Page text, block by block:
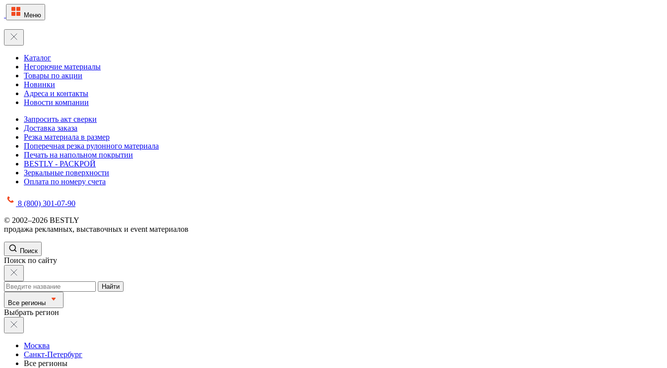
Меню
Каталог
Негорючие материалы
Товары по акции
Новинки
Адреса и контакты
Новости компании
Запросить акт сверки
Доставка заказа
Резка материала в размер
Поперечная резка рулонного материала
Печать на напольном покрытии
BESTLY - РАСКРОЙ
Зеркальные поверхности
Оплата по номеру счета
8 (800) 301-07-90
© 2002–2026 BESTLY
продажа рекламных, выставочных и event материалов
Поиск
Поиск по сайту
Найти
Все регионы
Выбрать регион
Москва
Санкт-Петербург
Все регионы